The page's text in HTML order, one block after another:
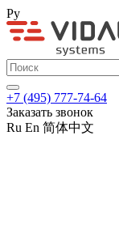
Ру
+7 (495) 777-74-64
Заказать звонок
Ru En 简体中文